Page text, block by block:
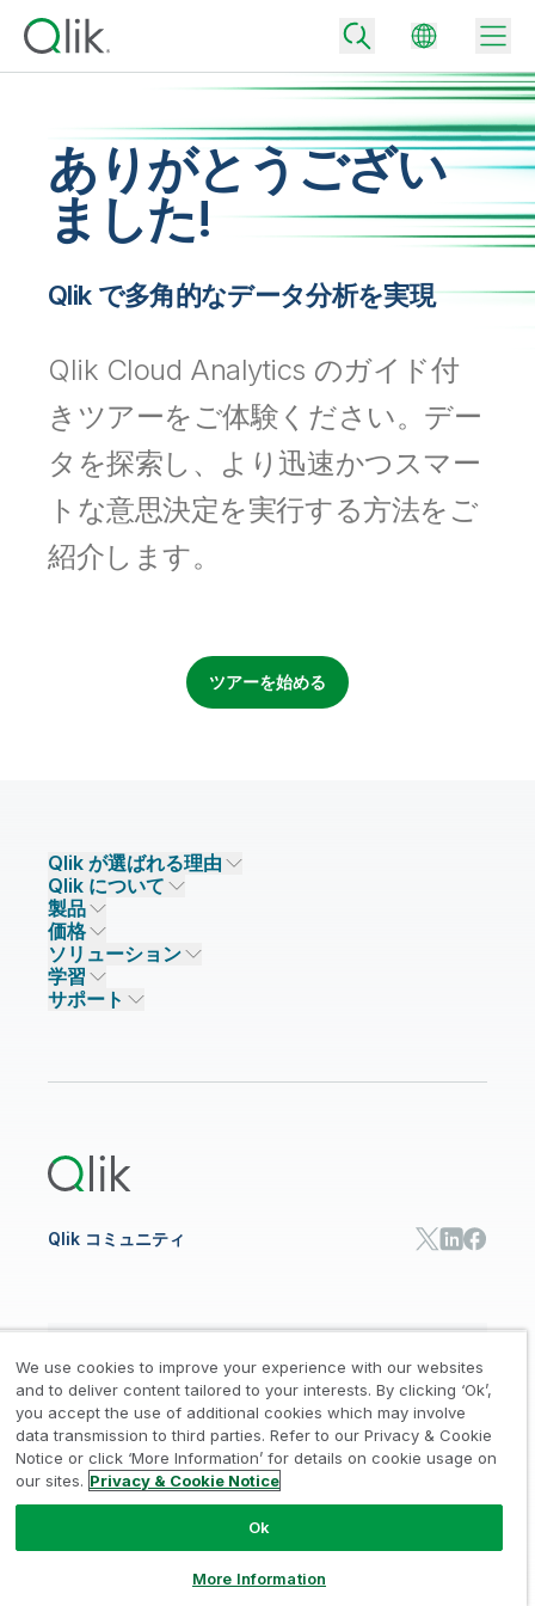
Back
コミュニティ
カスタマーサポート
カスタマーポータル
初期トレーニング
製品関連
Back
企業情報
採用情報
ニュースルーム
事業所 / 連絡先
Back
Qlik
Back
Qlik が選ばれる理由
テクノロジーパートナーとの連携
Qlik のデータ統合とデータ分析の価値を最大化
Back
データ統合
データ分析と AI
すべての製品
適切なデータ統合プランで、信頼できるデータを迅速に提供し、よりスマー
トな意思決定を促進します。
データ分析の価格
適切なデータ分析プランで、より優れたインサイトを獲得し、ビジネス成果
の達成をサポートします。
Back
イベント / Web セミナー
リソースライブラリ
コミュニティ
ありがとうござい
ました!
Qlik で多角的なデータ分析を実現
Qlik Cloud Analytics のガイド付
きツアーをご体験ください。デー
タを探索し、より迅速かつスマー
トな意思決定を実行する方法をご
紹介します。
ツアーを始める
Qlik が選ばれる理由
Qlik が選ばれる理由
信頼とセキュリティ
信頼とプライバシー
信頼と AI
主なテクノロジーパートナー
データソースとターゲット
Qlik について
企業情報
採用情報
ニュースルーム
事業所 / 連絡先
製品
データ統合とデータ品質
Qlik Talend
Qlik Talend Cloud
Talend Data Fabric
価格
データ統合
データ分析
AI / 機械学習
ソリューション
ソリューションパートナー
パートナー検索
学習
イベント
サポート
Qlik コミュニティ
法的規約 / プライバシーとクッキー通知 / 商標 /
Trust / 利用規約 / 個人情報取り扱い申請
© 1993-2026 QlikTech International
AB, All Rights Reserved
We use cookies to improve your experience with our websites
and to deliver content tailored to your interests. By clicking ‘Ok’,
you accept the use of additional cookies which may involve
data transmission to third parties. Refer to our Privacy & Cookie
Notice or click ‘More Information’ for details on cookie usage on
our sites. Privacy & Cookie Notice
Ok
More Information